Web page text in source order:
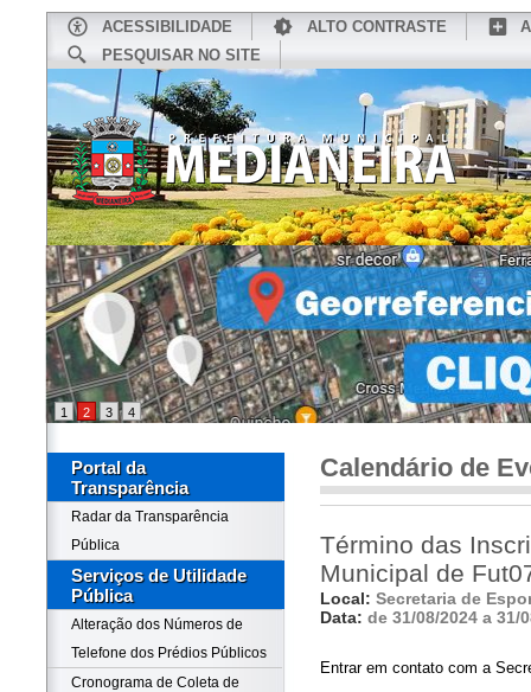
ACESSIBILIDADE ALTO CONTRASTE
PESQUISAR NO SITE
INÍCIO CONHEÇA MEDIANEIRA
1 2 3 4
Portal da
Transparência
Radar da Transparência
Pública
Serviços de Utilidade
Pública
Alteração dos Números de
Telefone dos Prédios Públicos
Cronograma de Coleta de
Calendário de
Término das
Municipal de
Local: Secretaria de
Data: de 31/08/2024 a 31/
Entrar em contato com a